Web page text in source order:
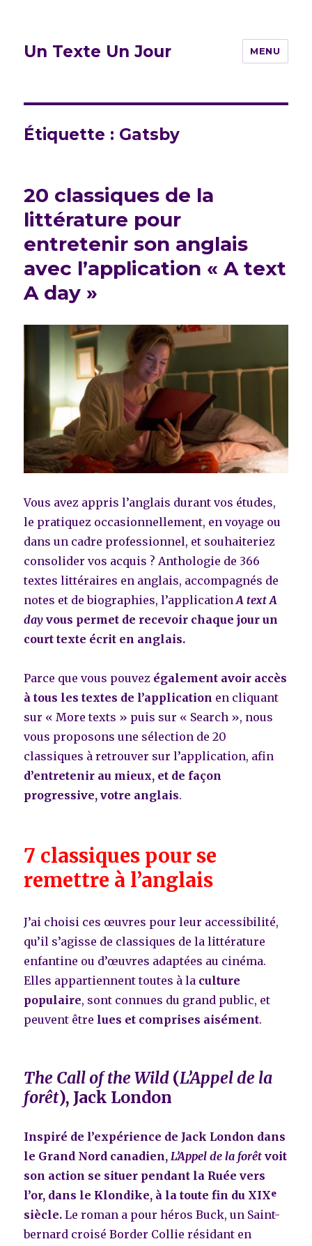
Un Texte Un Jour MENU
Étiquette : Gatsby
20 classiques de la
littérature pour
entretenir son anglais
avec l’application « A text
A day »
Vous avez appris l’anglais durant vos études,
le pratiquez occasionnellement, en voyage ou
dans un cadre professionnel, et souhaiteriez
consolider vos acquis ? Anthologie de 366
textes littéraires en anglais, accompagnés de
notes et de biographies, l’application A text A
day vous permet de recevoir chaque jour un
court texte écrit en anglais.
Parce que vous pouvez également avoir accès
à tous les textes de l’application en cliquant
sur « More texts » puis sur « Search », nous
vous proposons une sélection de 20
classiques à retrouver sur l’application, afin
d’entretenir au mieux, et de façon
progressive, votre anglais.
7 classiques pour se
remettre à l’anglais
J’ai choisi ces œuvres pour leur accessibilité,
qu’il s’agisse de classiques de la littérature
enfantine ou d’œuvres adaptées au cinéma.
Elles appartiennent toutes à la culture
populaire, sont connues du grand public, et
peuvent être lues et comprises aisément.
The Call of the Wild (L’Appel de la
forêt), Jack London
Inspiré de l’expérience de Jack London dans
le Grand Nord canadien,L’Appel de la forêt voit
son action se situer pendant la Ruée vers
l’or, dans le Klondike, à la toute fin du XIXᵉ
siècle. Le roman a pour héros Buck, un Saint-
bernard croisé Border Collie résidant en